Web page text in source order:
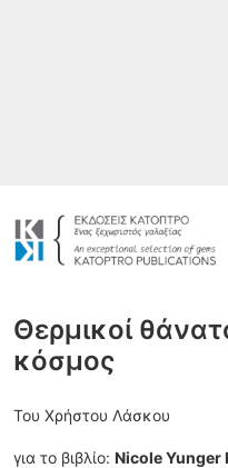
Θερμικοί
κόσμος
Του Χρήστου Λάσκου
για το βιβλίο: Nicole Yunger